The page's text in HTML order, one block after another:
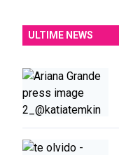
ULTIME NEWS